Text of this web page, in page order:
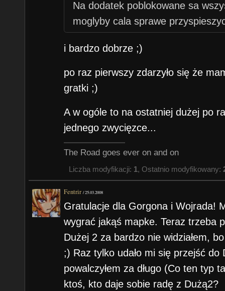
Na dodatek poblokowane sa
moglyby cala sprawe
i bardzo dobrze ;)
po raz pierwszy zdarzyło się że
gratki ;)
A w ogóle to na ostatniej dużej po
jednego zwycięzce...
The Road goes ever on and on
Liczba modyfikacji: 1, Ostatnio modyfikowany:
Fentrir /25.03.2008
Gratulacje dla Gorgona i Wojrada!
wygrać jakąś mapke. Teraz trzeba
Dużej 2 za bardzo nie widziałem,
;) Raz tylko udało mi się przejść do
powalczyłem za długo (Co ten typ
ktoś, kto daje sobie radę z Dużą2?